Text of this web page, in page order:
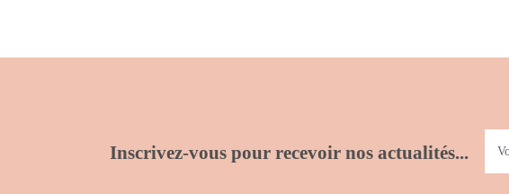
Inscrivez-vous pour recevoir nos actualités...